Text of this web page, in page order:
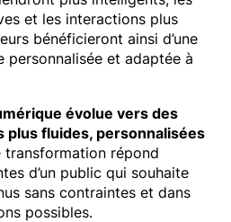
et les interactions plus
bénéficieront ainsi d’une
personnalisée et adaptée à
évolue vers des
plus fluides, personnalisées
transformation répond
d’un public qui souhaite
sans contraintes et dans
possibles.